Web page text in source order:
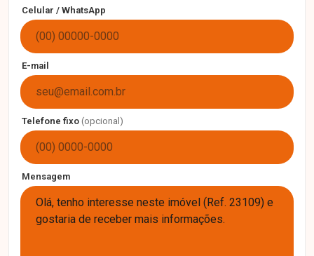
Celular / WhatsApp
E-mail
Telefone fixo (opcional)
Mensagem